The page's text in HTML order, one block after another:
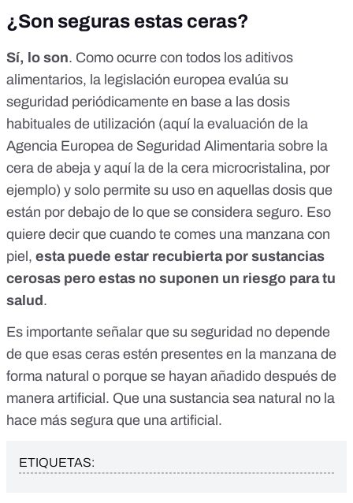
¿Son seguras estas ceras?
Sí, lo son. Como ocurre con todos los aditivos
alimentarios, la legislación europea evalúa su
seguridad periódicamente en base a las dosis
habituales de utilización (aquíla evaluación de la
Agencia Europea de Seguridad Alimentaria sobre la
cera de abeja y aquíla de la cera microcristalina, por
ejemplo) y solo permite su uso en aquellas dosis que
están por debajo de lo que se considera seguro. Eso
quiere decir que cuando te comes una manzana con
piel, esta puede estar recubierta por sustancias
cerosas pero estas no suponen un riesgo para tu
salud.
Es importante señalar que su seguridad no depende
de que esas ceras estén presentes en la manzana de
forma natural o porque se hayan añadido después de
manera artificial. Que una sustancia sea natural no la
hace más segura que una artificial.
ETIQUETAS: